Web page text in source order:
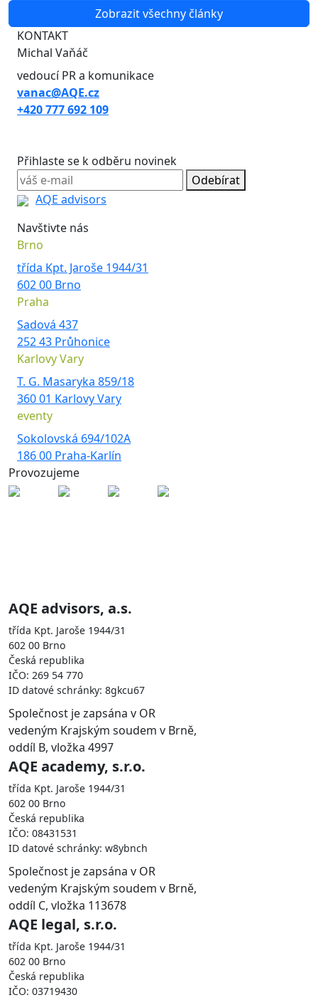
Zobrazit všechny články
KONTAKT
Michal Vaňáč
vedoucí PR a komunikace
vanac@AQE.cz
+420 777 692 109
Přihlaste se k odběru novinek
Odebírat
AQE advisors
Navštivte nás
Brno
třída Kpt. Jaroše 1944/31
602 00 Brno
Praha
Sadová 437
252 43 Průhonice
Karlovy Vary
T. G. Masaryka 859/18
360 01 Karlovy Vary
eventy
Sokolovská 694/102A
186 00 Praha-Karlín
Provozujeme
AQE advisors, a.s.
třída Kpt. Jaroše 1944/31
602 00 Brno
Česká republika
IČO: 269 54 770
ID datové schránky: 8gkcu67
Společnost je zapsána v OR
vedeným Krajským soudem v Brně,
oddíl B, vložka 4997
AQE academy, s.r.o.
třída Kpt. Jaroše 1944/31
602 00 Brno
Česká republika
IČO: 08431531
ID datové schránky: w8ybnch
Společnost je zapsána v OR
vedeným Krajským soudem v Brně,
oddíl C, vložka 113678
AQE legal, s.r.o.
třída Kpt. Jaroše 1944/31
602 00 Brno
Česká republika
IČO: 03719430